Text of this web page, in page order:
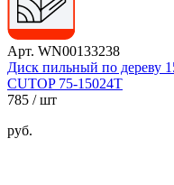
Арт. WN00133238
Диск пильный по дереву
CUTOP 75-15024Т
785 / шт
руб.